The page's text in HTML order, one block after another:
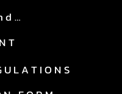
Terms and Conditions